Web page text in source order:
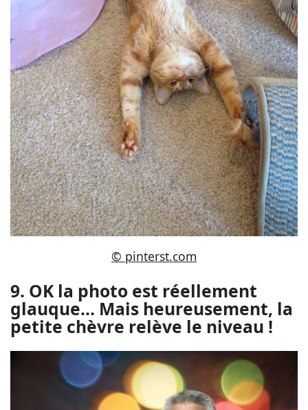
© pinterst.com
9. OK la photo est réellement
glauque… Mais heureusement, la
petite chèvre relève le niveau !